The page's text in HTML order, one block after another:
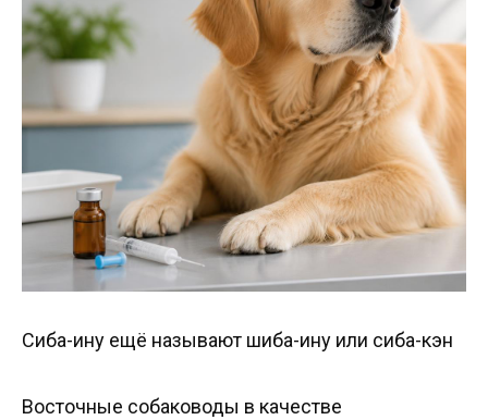
Сиба-ину ещё называют шиба-ину или сиба-кэн
Восточные собаководы в качестве